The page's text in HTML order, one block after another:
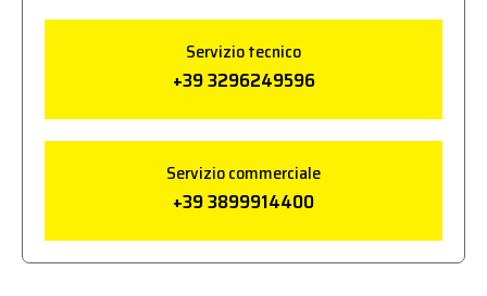
Servizio tecnico
+39 3296249596
Servizio commerciale
+39 3899914400